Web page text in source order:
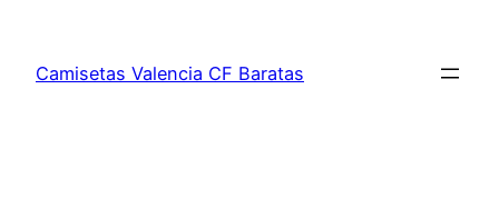
contenido
Camisetas Valencia CF Baratas